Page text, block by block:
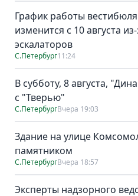
График работы
изменится с 10 августа
эскалаторов
С.Петербург11:24
В субботу, 8 августа,
с "Тверью"
С.ПетербургВчера 19:03
Здание на улице
памятником
С.ПетербургВчера 18:57
Эксперты надзорного